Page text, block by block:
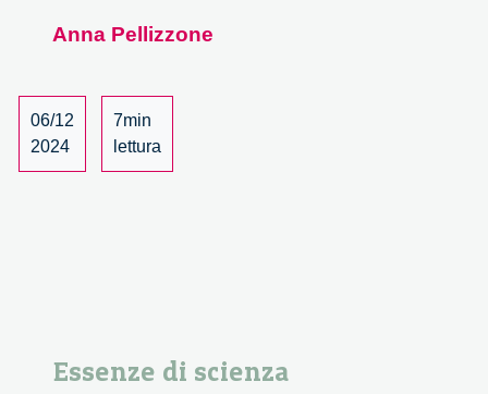
Jury
Anna Pellizzone
06/12
2024
7min
lettura
Essenze di scienza